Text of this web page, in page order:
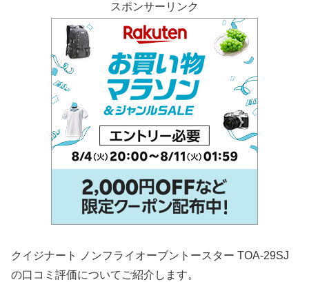
スポンサーリンク
クイジナート ノンフライオーブントースター TOA-29SJ
の口コミ評価についてご紹介します。